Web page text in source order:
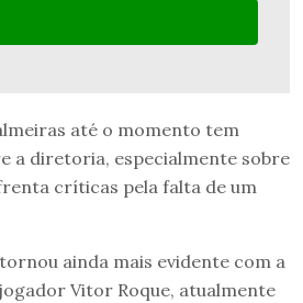
até o momento tem
a diretoria, especialmente sobre
críticas pela falta de um
ainda mais evidente com a
Vitor Roque, atualmente